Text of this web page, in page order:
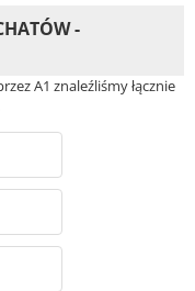
-
A1 znaleźliśmy łącznie